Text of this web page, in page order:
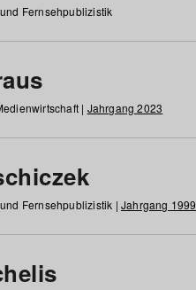
Fernsehpublizistik
| Jahrgang 2023
Fernsehpublizistik | Jahrgang 1999